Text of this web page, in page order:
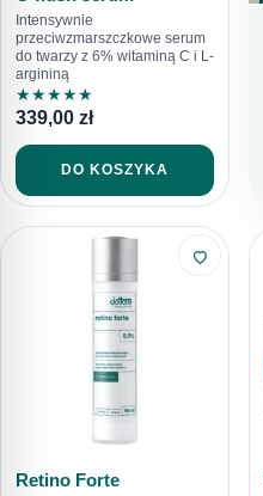
Intensywnie
przeciwzmarszczkowe serum
do twarzy z 6% witaminą C i L-
argininą
★★★★★
339,00 zł
DO KOSZYKA
Retino Forte